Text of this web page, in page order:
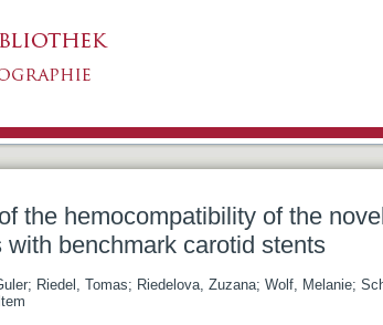
novel CARESTO heal stents
the hemocompatibility of the
benchmark carotid stents
; Riedel, Tomas; Riedelova, Zuzana; Wolf, Melanie;